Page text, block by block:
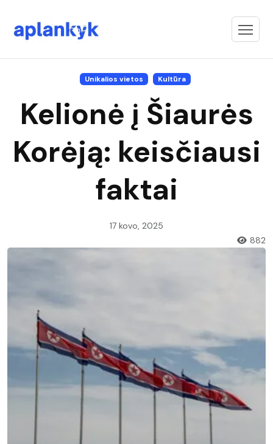
Unikalios vietos Kultūra
Kelionė į Šiaurės
Korėją: keisčiausi
faktai
17 kovo, 2025
882